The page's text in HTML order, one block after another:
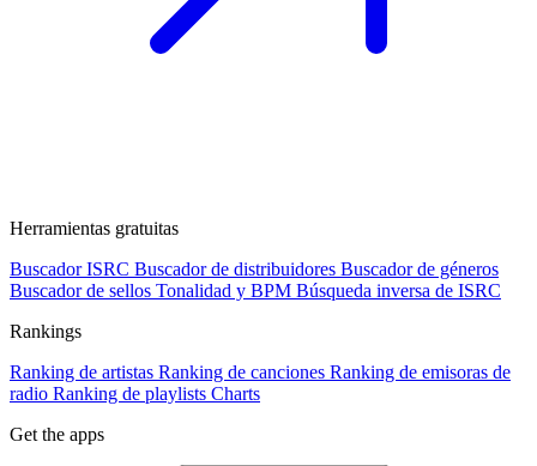
Herramientas gratuitas
Buscador ISRC Buscador de distribuidores Buscador de géneros
Buscador de sellos Tonalidad y BPM Búsqueda inversa de ISRC
Rankings
Ranking de artistas Ranking de canciones Ranking de emisoras de
radio Ranking de playlists Charts
Get the apps